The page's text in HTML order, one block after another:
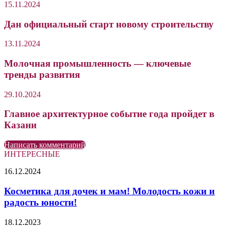
15.11.2024
Дан официальный старт новому строительству
13.11.2024
Молочная промышленность — ключевые
тренды развития
29.10.2024
Главное архитектурное событие года пройдет в
Казани
Написать комментарий
ИНТЕРЕСНЫЕ
Косметика
дочек
и
мам!
кожи
16.12.2024
Косметика для дочек и мам! Молодость кожи и
радость юности!
У
18.12.2023